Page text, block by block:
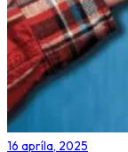
16 apríla, 2025